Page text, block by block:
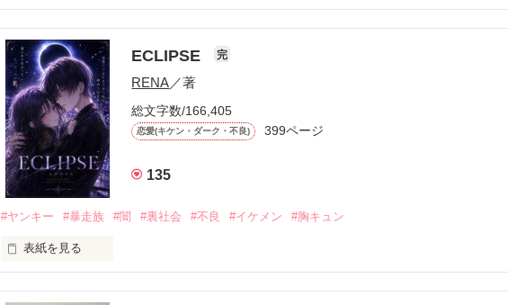
モテる人を好きになるのが怖かった。
だから私は、中学時代に大好きだった彼を自分から振った。
もう会うことはないと思っていたのに、
高校生になって再会した彼は、隣の学校で”王子様”と呼ばれる人気者になっていた。
他の女の子には冷たいのに
「澪ちゃん。」
それは止まっていた恋が再び動き始める合図──。
ECLIPSE 完
RENA／著
総文字数/166,405
恋愛(キケン・ダーク・不良) 399ページ
135
#ヤンキー #暴走族 #闇 #裏社会 #不良 #イケメン #胸キュン
表紙を見る